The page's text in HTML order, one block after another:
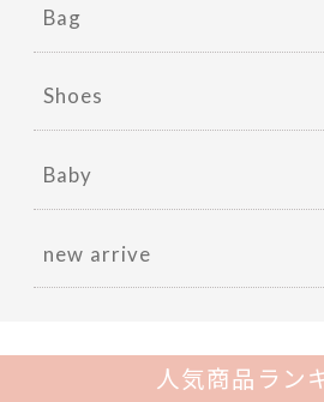
Bag
Shoes
Baby
new arrive
人気商品ラン